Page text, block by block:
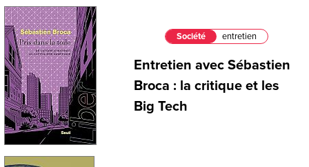
Société entretien
Entretien avec Sébastien
Broca : la critique et les
Big Tech